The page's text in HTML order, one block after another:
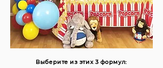
Выберите из этих 3 формул: